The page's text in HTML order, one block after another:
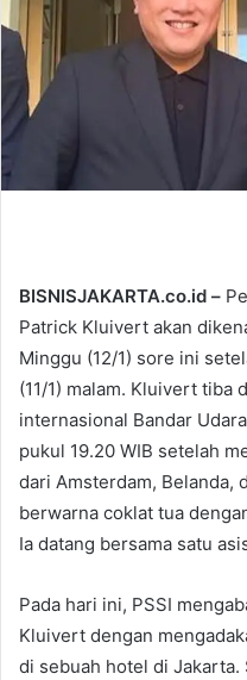
a
i
BISNISJAKARTA.co.id –
Patrick Kluivert akan
Minggu (12/1) sore ini
(11/1) malam. Kluivert tiba
internasional Bandar
pukul 19.20 WIB setelah
dari Amsterdam, Belanda,
berwarna coklat tua
Ia datang bersama satu
Pada hari ini, PSSI
Kluivert dengan
di sebuah hotel di